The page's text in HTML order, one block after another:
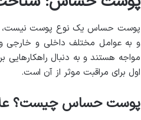
پوست حساس یک نوع پوست نیست،
و به عوامل مختلف داخلی و خارجی
مواجه هستند و به دنبال
اول برای مراقبت موثر از آن است.
پوست حساس چیست؟